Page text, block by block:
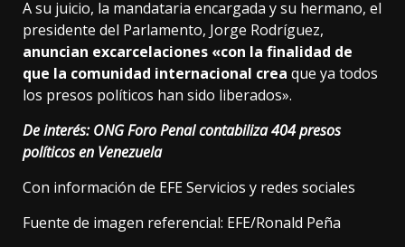
A su juicio, la mandataria encargada y su hermano, el
presidente del Parlamento, Jorge Rodríguez,
anuncian excarcelaciones «con la finalidad de
que la comunidad internacional crea que ya todos
los presos políticos han sido liberados».
De interés:ONG Foro Penal contabiliza 404 presos
políticos en Venezuela
Con información de EFE Servicios y redes sociales
Fuente de imagen referencial: EFE/Ronald Peña